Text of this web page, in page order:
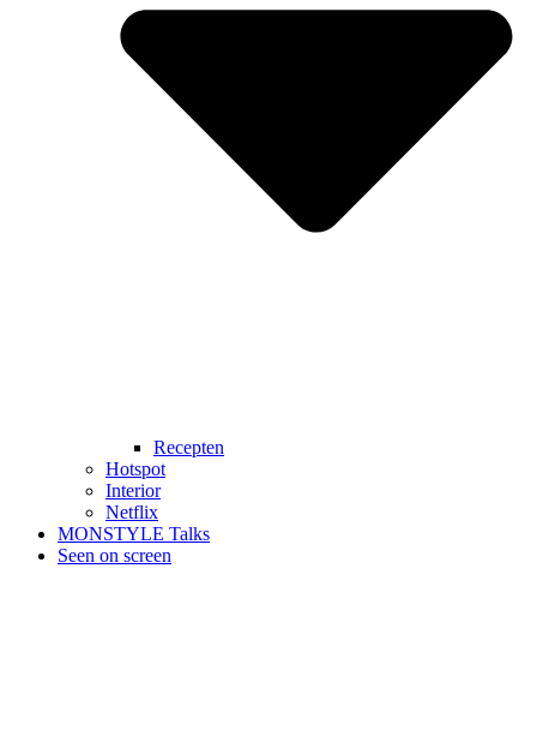
Recepten
Hotspot
Interior
Netflix
MONSTYLE Talks
Seen on screen